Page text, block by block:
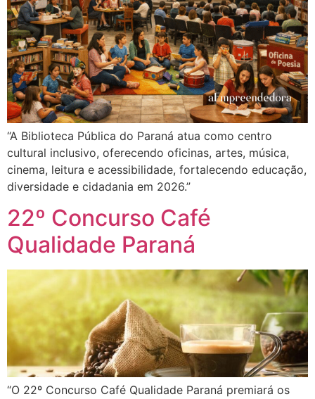
“A Biblioteca Pública do Paraná atua como centro
cultural inclusivo, oferecendo oficinas, artes, música,
cinema, leitura e acessibilidade, fortalecendo educação,
diversidade e cidadania em 2026.”
22º Concurso Café
Qualidade Paraná
“O 22º Concurso Café Qualidade Paraná premiará os